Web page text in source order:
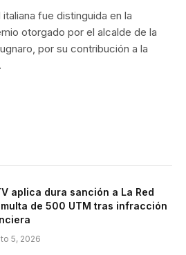
fue distinguida en la
otorgado por el alcalde de la
por su contribución a la
aplica dura sanción a La Red
de 500 UTM tras infracción
5, 2026